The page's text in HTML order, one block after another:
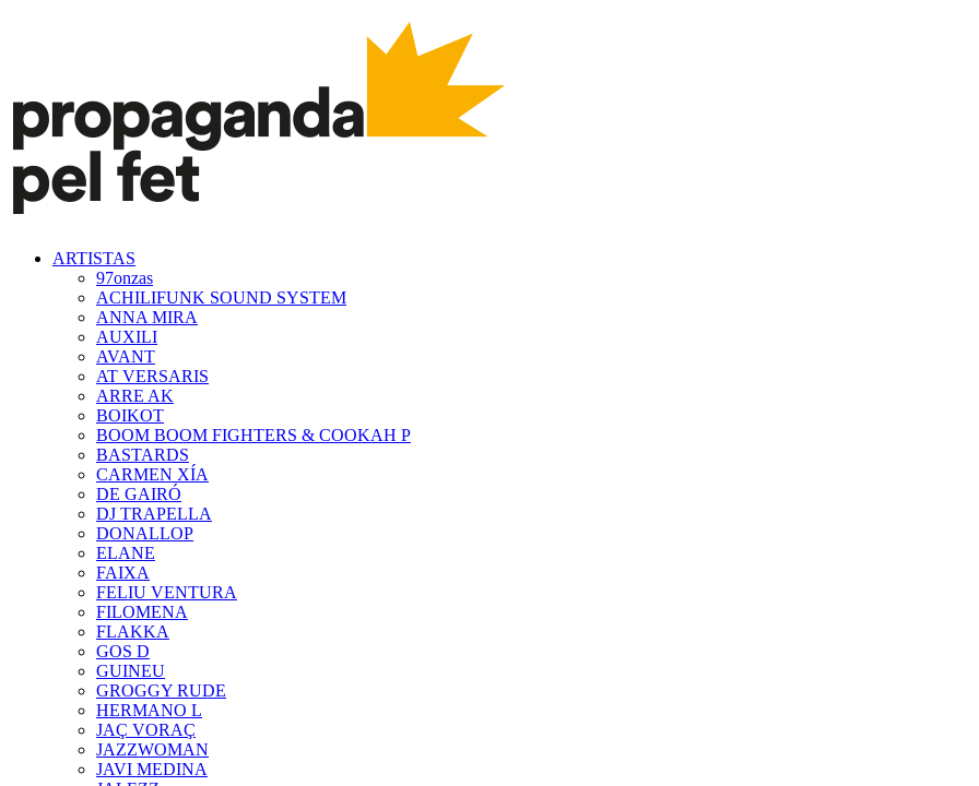
ARTISTAS
97onzas
ACHILIFUNK SOUND SYSTEM
ANNA MIRA
AUXILI
AVANT
AT VERSARIS
ARRE AK
BOIKOT
BOOM BOOM FIGHTERS & COOKAH P
BASTARDS
CARMEN XÍA
DE GAIRÓ
DJ TRAPELLA
DONALLOP
ELANE
FAIXA
FELIU VENTURA
FILOMENA
FLAKKA
GOS D
GUINEU
GROGGY RUDE
HERMANO L
JAÇ VORAÇ
JAZZWOMAN
JAVI MEDINA